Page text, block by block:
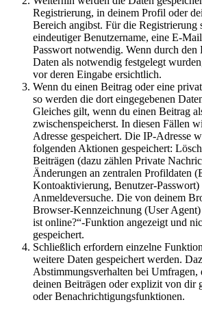
Registrierung, in deinem Profil oder
Bereich angibst. Für die Registrierung
eindeutiger Benutzername, eine E-
Passwort notwendig. Wenn durch den
Daten als notwendig festgelegt
vor deren Eingabe ersichtlich.
Wenn du einen Beitrag oder eine
so werden die dort eingegebenen
Gleiches gilt, wenn du einen Beitrag
zwischenspeicherst. In diesen Fällen
Adresse gespeichert. Die IP-Adresse
folgenden Aktionen gespeichert:
Beiträgen (dazu zählen Private
Änderungen an zentralen Profildaten
Kontoaktivierung, Benutzer-Passwort)
Anmeldeversuche. Die von deinem
Browser-Kennzeichnung (User
ist online?“-Funktion angezeigt und
gespeichert.
Schließlich erfordern einzelne
weitere Daten gespeichert werden.
Abstimmungsverhalten bei Umfragen,
deinen Beiträgen oder explizit von dir
oder Benachrichtigungsfunktionen.